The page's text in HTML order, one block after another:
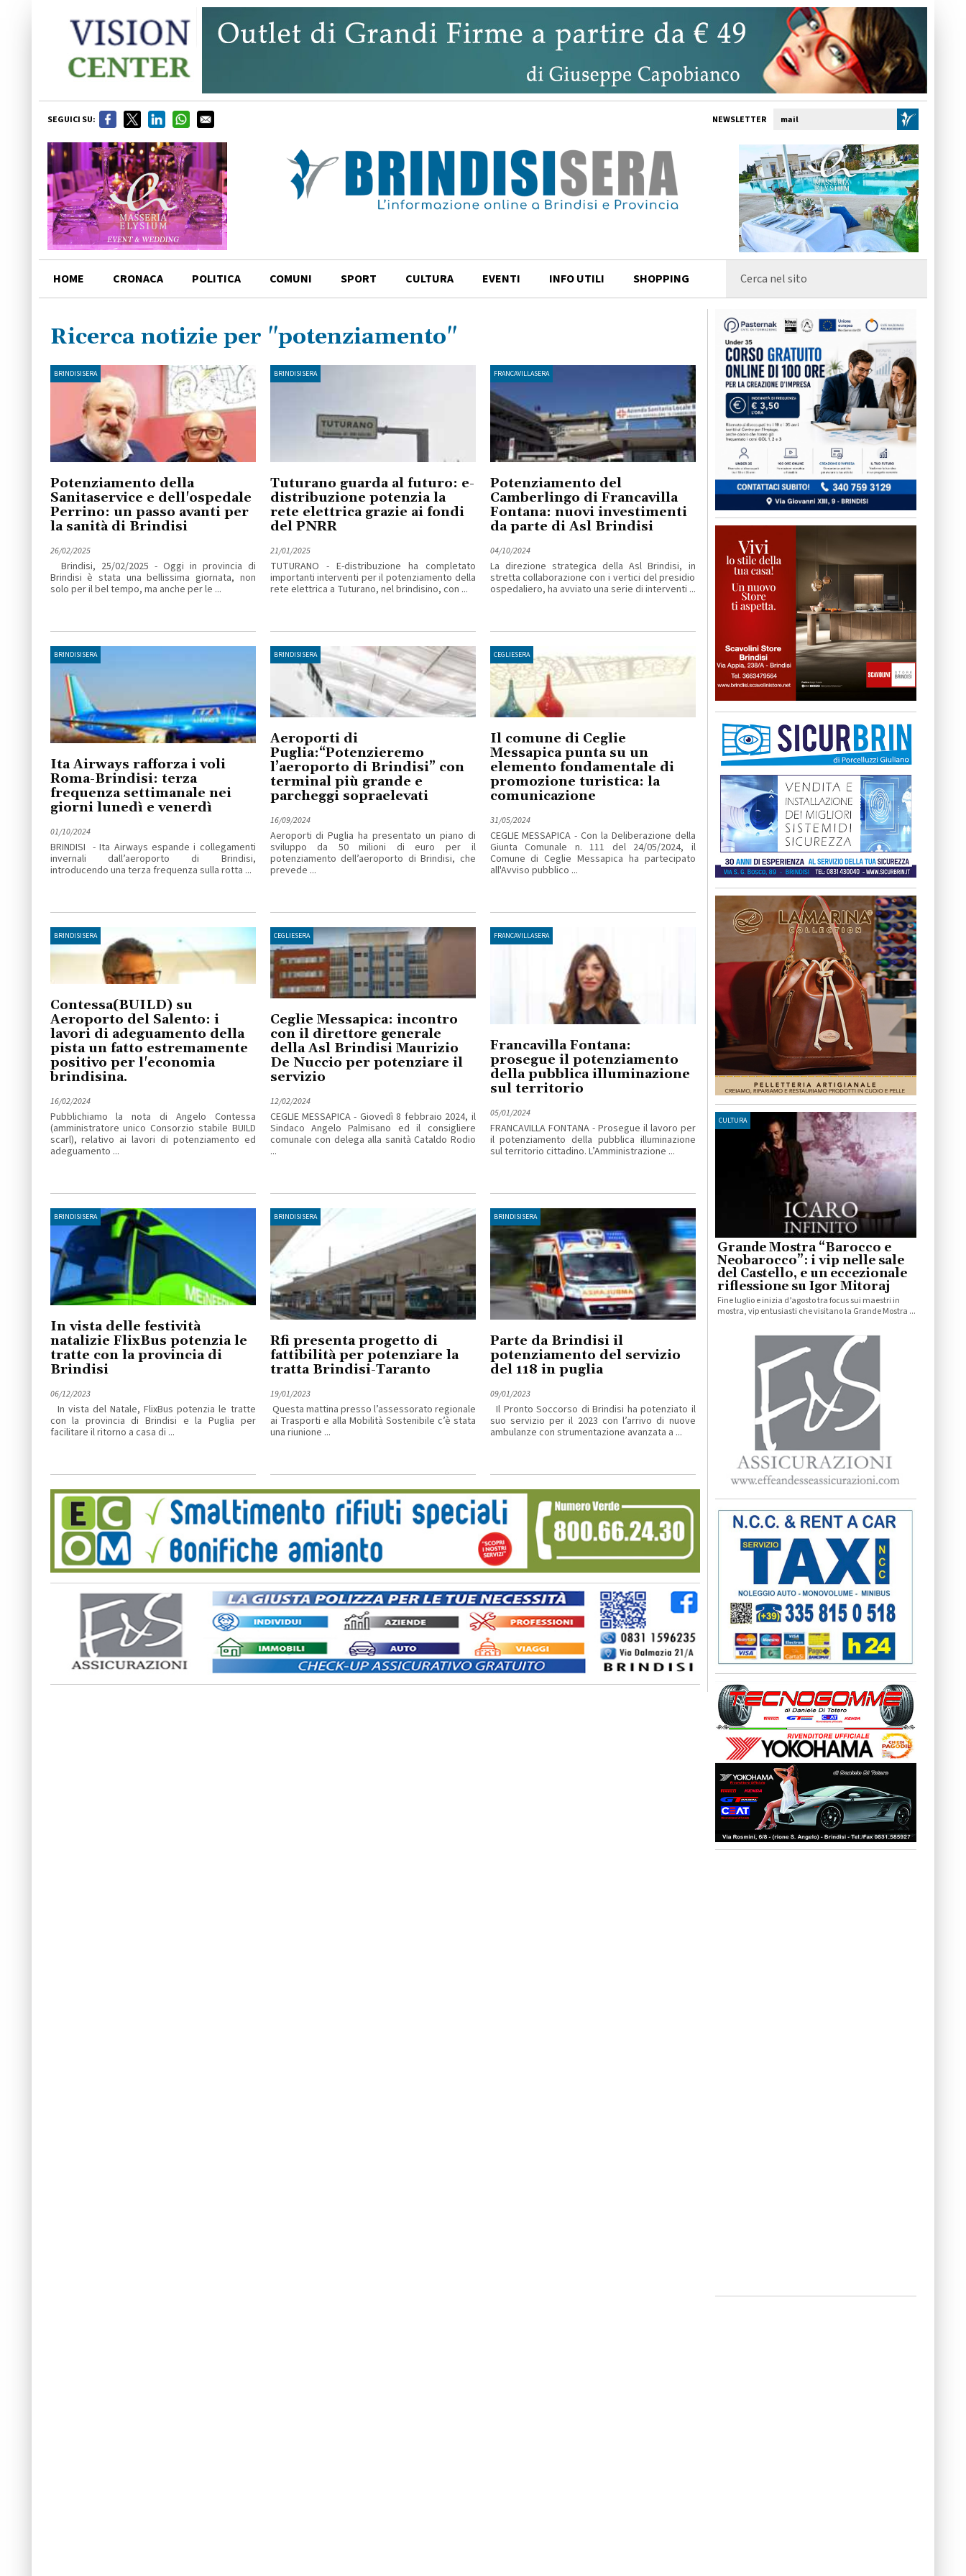
SEGUICI SU: NEWSLETTER
HOME CRONACA POLITICA COMUNI SPORT CULTURA EVENTI INFO UTILI SHOPPING
Ricerca notizie per "potenziamento"
BRINDISISERA
Potenziamento della
Sanitaservice e dell'ospedale
Perrino: un passo avanti per
la sanità di Brindisi
26/02/2025
Brindisi, 25/02/2025 - Oggi in provincia di
Brindisi è stata una bellissima giornata, non
solo per il bel tempo, ma anche per le ...
BRINDISISERA
Tuturano guarda al futuro: e-
distribuzione potenzia la
rete elettrica grazie ai fondi
del PNRR
21/01/2025
TUTURANO - E-distribuzione ha completato
importanti interventi per il potenziamento della
rete elettrica a Tuturano, nel brindisino, con ...
FRANCAVILLASERA
Potenziamento del
Camberlingo di Francavilla
Fontana: nuovi investimenti
da parte di Asl Brindisi
04/10/2024
La direzione strategica della Asl Brindisi, in
stretta collaborazione con i vertici del presidio
ospedaliero, ha avviato una serie di interventi ...
BRINDISISERA
Ita Airways rafforza i voli
Roma-Brindisi: terza
frequenza settimanale nei
giorni lunedì e venerdì
01/10/2024
BRINDISI - Ita Airways espande i collegamenti
invernali dall’aeroporto di Brindisi,
introducendo una terza frequenza sulla rotta ...
BRINDISISERA
Aeroporti di
Puglia:“Potenzieremo
l’aeroporto di Brindisi” con
terminal più grande e
parcheggi sopraelevati
16/09/2024
Aeroporti di Puglia ha presentato un piano di
sviluppo da 50 milioni di euro per il
potenziamento dell’aeroporto di Brindisi, che
prevede ...
CEGLIESERA
Il comune di Ceglie
Messapica punta su un
elemento fondamentale di
promozione turistica: la
comunicazione
31/05/2024
CEGLIE MESSAPICA - Con la Deliberazione della
Giunta Comunale n. 111 del 24/05/2024, il
Comune di Ceglie Messapica ha partecipato
all'Avviso pubblico ...
BRINDISISERA
Contessa(BUILD) su
Aeroporto del Salento: i
lavori di adeguamento della
pista un fatto estremamente
positivo per l'economia
brindisina.
16/02/2024
Pubblichiamo la nota di Angelo Contessa
(amministratore unico Consorzio stabile BUILD
scarl), relativo ai lavori di potenziamento ed
adeguamento ...
CEGLIESERA
Ceglie Messapica: incontro
con il direttore generale
della Asl Brindisi Maurizio
De Nuccio per potenziare il
servizio
12/02/2024
CEGLIE MESSAPICA - Giovedì 8 febbraio 2024, il
Sindaco Angelo Palmisano ed il consigliere
comunale con delega alla sanità Cataldo Rodio
...
FRANCAVILLASERA
Francavilla Fontana:
prosegue il potenziamento
della pubblica illuminazione
sul territorio
05/01/2024
FRANCAVILLA FONTANA - Prosegue il lavoro per
il potenziamento della pubblica illuminazione
sul territorio cittadino. L’Amministrazione ...
BRINDISISERA
In vista delle festività
natalizie FlixBus potenzia le
tratte con la provincia di
Brindisi
06/12/2023
In vista del Natale, FlixBus potenzia le tratte
con la provincia di Brindisi e la Puglia per
facilitare il ritorno a casa di ...
BRINDISISERA
Rfi presenta progetto di
fattibilità per potenziare la
tratta Brindisi-Taranto
19/01/2023
Questa mattina presso l’assessorato regionale
ai Trasporti e alla Mobilità Sostenibile c’è stata
una riunione ...
BRINDISISERA
Parte da Brindisi il
potenziamento del servizio
del 118 in puglia
09/01/2023
Il Pronto Soccorso di Brindisi ha potenziato il
suo servizio per il 2023 con l’arrivo di nuove
ambulanze con strumentazione avanzata a ...
CULTURA
Grande Mostra “Barocco e
Neobarocco”: i vip nelle sale
del Castello, e un eccezionale
riflessione su Igor Mitoraj
Fine luglio e inizia d’agosto tra focus sui maestri in
mostra, vip entusiasti che visitano la Grande Mostra ...